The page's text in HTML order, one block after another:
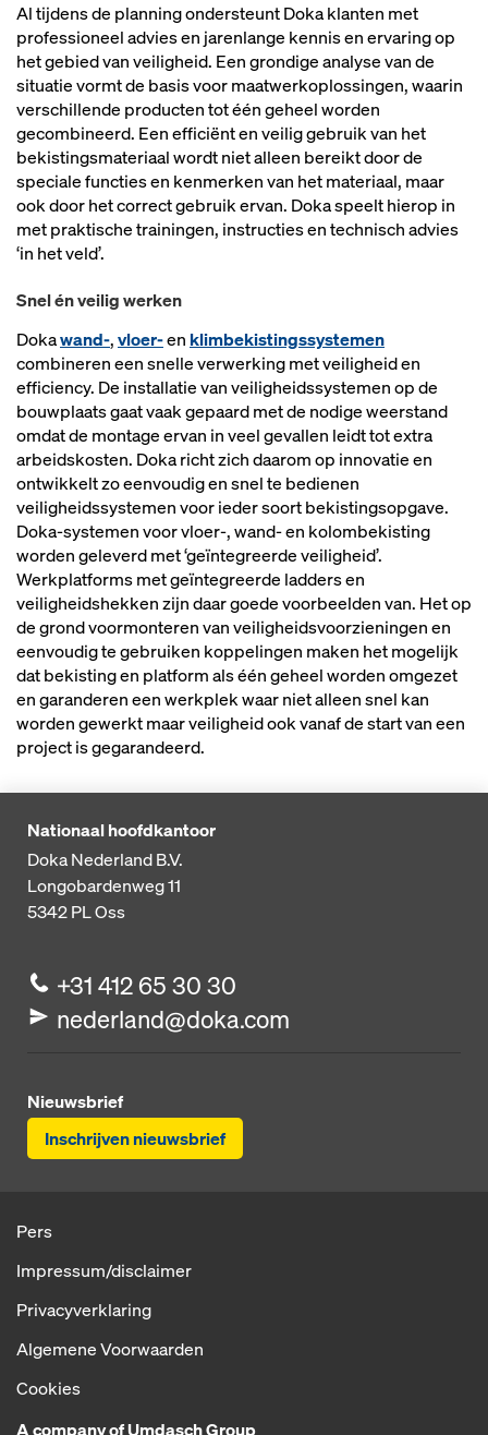
Al tijdens de planning ondersteunt Doka klanten met
professioneel advies en jarenlange kennis en ervaring op
het gebied van veiligheid. Een grondige analyse van de
situatie vormt de basis voor maatwerkoplossingen, waarin
verschillende producten tot één geheel worden
gecombineerd. Een efficiënt en veilig gebruik van het
bekistingsmateriaal wordt niet alleen bereikt door de
speciale functies en kenmerken van het materiaal, maar
ook door het correct gebruik ervan. Doka speelt hierop in
met praktische trainingen, instructies en technisch advies
‘in het veld’.
Snel én veilig werken
Dokawand-,vloer-en klimbekistingssystemen
combineren een snelle verwerking met veiligheid en
efficiency. De installatie van veiligheidssystemen op de
bouwplaats gaat vaak gepaard met de nodige weerstand
omdat de montage ervan in veel gevallen leidt tot extra
arbeidskosten. Doka richt zich daarom op innovatie en
ontwikkelt zo eenvoudig en snel te bedienen
veiligheidssystemen voor ieder soort bekistingsopgave.
Doka-systemen voor vloer-, wand- en kolombekisting
worden geleverd met ‘geïntegreerde veiligheid’.
Werkplatforms met geïntegreerde ladders en
veiligheidshekken zijn daar goede voorbeelden van. Het op
de grond voormonteren van veiligheidsvoorzieningen en
eenvoudig te gebruiken koppelingen maken het mogelijk
dat bekisting en platform als één geheel worden omgezet
en garanderen een werkplek waar niet alleen snel kan
worden gewerkt maar veiligheid ook vanaf de start van een
project is gegarandeerd.
Nationaal hoofdkantoor
Doka Nederland B.V.
Longobardenweg 11
5342 PLOss
+31 412 65 30 30
nederland@doka.com
Nieuwsbrief
Inschrijven nieuwsbrief
Pers
Impressum/disclaimer
Privacyverklaring
Algemene Voorwaarden
Cookies
A company of Umdasch Group